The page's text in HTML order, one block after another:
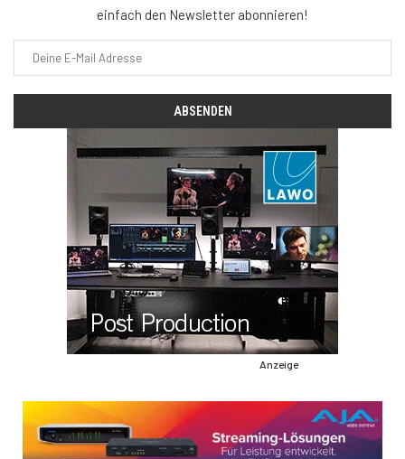
einfach den Newsletter abonnieren!
Anzeige